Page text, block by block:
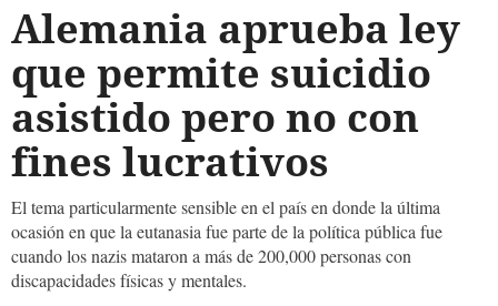
Alemania aprueba ley
que permite suicidio
asistido pero no con
fines lucrativos
El tema particularmente sensible en el país en donde la última
ocasión en que la eutanasia fue parte de la política pública fue
cuando los nazis mataron a más de 200,000 personas con
discapacidades físicas y mentales.